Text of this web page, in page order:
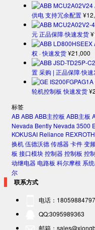
供电 支持冗余配置¥
元 正品保障·快速发货¥
权 · 快速发货¥21,000
置 采购 | 正品保障·快
轮机控制板 快速发货¥
标签
ABABBABB主控板 ABB主板
Nevada Bently Nevada 3500
KOKUSAI Reliance REXROTH
换机伍德沃德传感器卡件变
板 接口模块控制器控制板 控
动继电器电路板 科尔摩根 系
尔
联系方式
电话：18059884797
QQ:3095989363
邮箱：